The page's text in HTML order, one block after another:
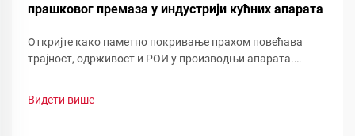
прашковог премаза у индустрији кућних апарата
Откријте како паметно покривање прахом повећава
трајност, одрживост и РОИ у производњи апарата.
Видети више